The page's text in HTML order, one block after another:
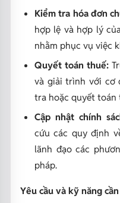
Kiểm tra hóa đơn
hợp lệ và hợp lý
nhằm phục vụ việc
Quyết toán thuế:
và giải trình với cơ
tra hoặc quyết toán
Cập nhật chính
cứu các quy định
lãnh đạo các
pháp.
Yêu cầu và kỹ năng